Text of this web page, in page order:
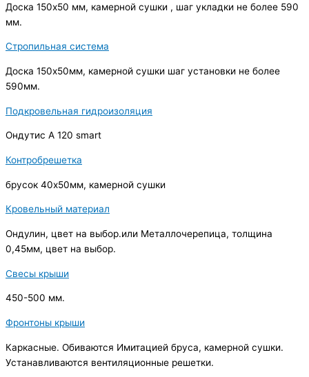
Доска 150х50 мм, камерной сушки , шаг укладки не более 590
мм.
Стропильная система
Доска 150х50мм, камерной сушки шаг установки не более
590мм.
Подкровельная гидроизоляция
Ондутис А 120 smart
Контробрешетка
брусок 40х50мм, камерной сушки
Кровельный материал
Ондулин, цвет на выбор.или Металлочерепица, толщина
0,45мм, цвет на выбор.
Свесы крыши
450-500 мм.
Фронтоны крыши
Каркасные. Обиваются Имитацией бруса, камерной сушки.
Устанавливаются вентиляционные решетки.